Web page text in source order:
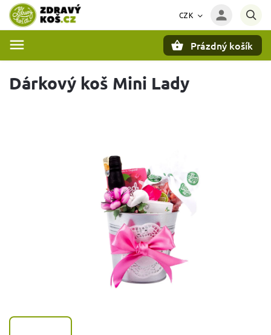
CZK
Prázdný košík
Dárkový koš Mini Lady